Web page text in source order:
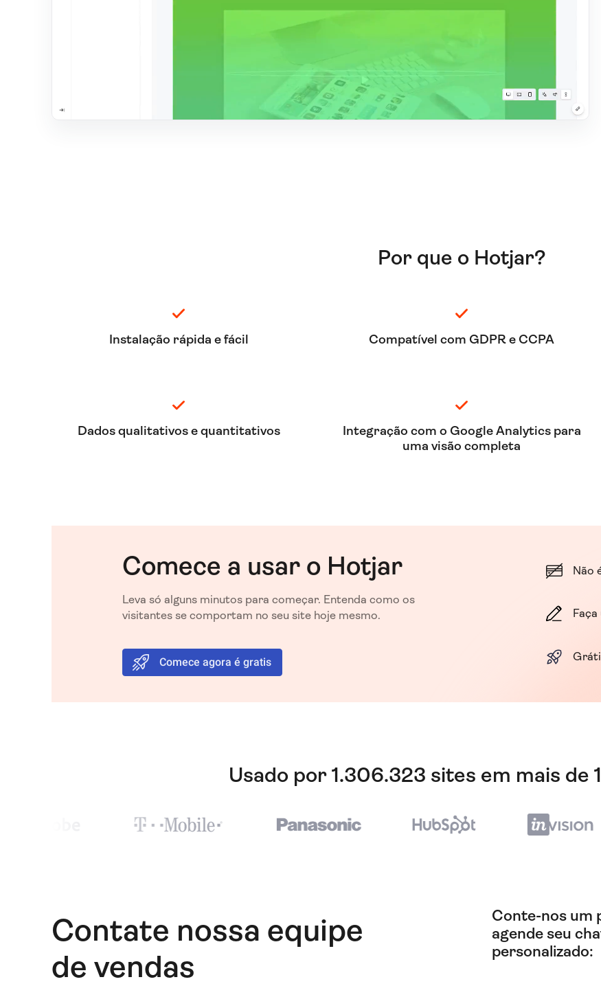
Por que o Hotjar?
Instalação rápida e fácil Compatível com GDPR e CCPA
Dados qualitativos e quantitativos
Integração com o Google Analytics para
uma visão completa
Comece a usar o Hotjar
Leva só alguns minutos para começar. Entenda como os
visitantes se comportam no seu site hoje mesmo.
Comece agora é gratis
Não
Usado por 1.306.323 sites em mais de
Contate nossa equipe
de vendas
Conte-nos um
agende seu
personalizado: